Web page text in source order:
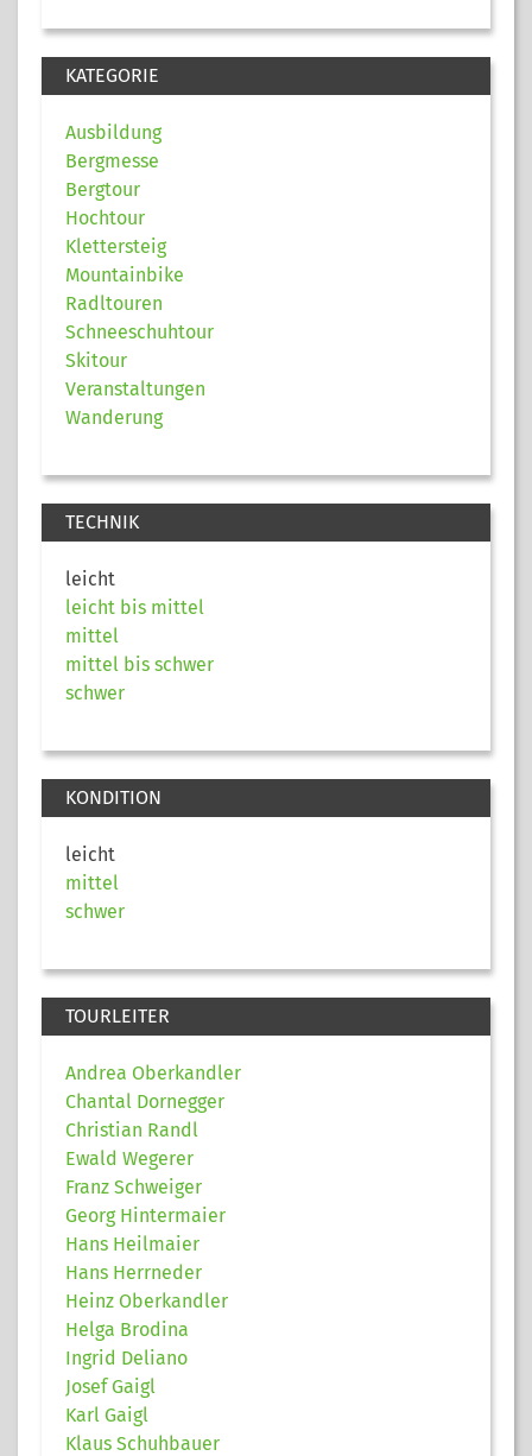
KATEGORIE
Ausbildung
Bergmesse
Bergtour
Hochtour
Klettersteig
Mountainbike
Radltouren
Schneeschuhtour
Skitour
Veranstaltungen
Wanderung
TECHNIK
leicht
leicht bis mittel
mittel
mittel bis schwer
schwer
KONDITION
leicht
mittel
schwer
TOURLEITER
Andrea Oberkandler
Chantal Dornegger
Christian Randl
Ewald Wegerer
Franz Schweiger
Georg Hintermaier
Hans Heilmaier
Hans Herrneder
Heinz Oberkandler
Helga Brodina
Ingrid Deliano
Josef Gaigl
Karl Gaigl
Klaus Schuhbauer